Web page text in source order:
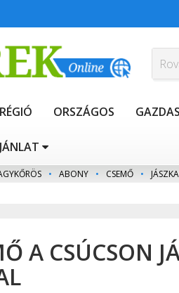
ORSZÁGOS
• ABONY • CSEMŐ •
A CSÚCSON